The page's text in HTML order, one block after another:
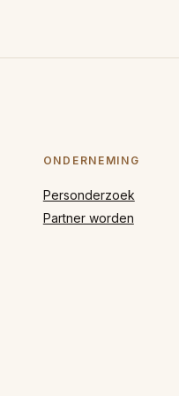
ONDERNEMING
Personderzoek
Partner worden